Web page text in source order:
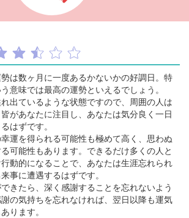
は数ヶ月に一度あるかないかの好調日。特
意味では最高の運勢といえるでしょう。
出ているような状態ですので、周囲の人は
があなたに注目し、あなたは気分良く一日
はずです。
運を得られる可能性も極めて高く、思わぬ
可能性もあります。できるだけ多くの人と
動的になることで、あなたは生涯忘れられ
事に遭遇するはずです。
きたら、深く感謝することを忘れないよう
の気持ちを忘れなければ、翌日以降も運気
ります。